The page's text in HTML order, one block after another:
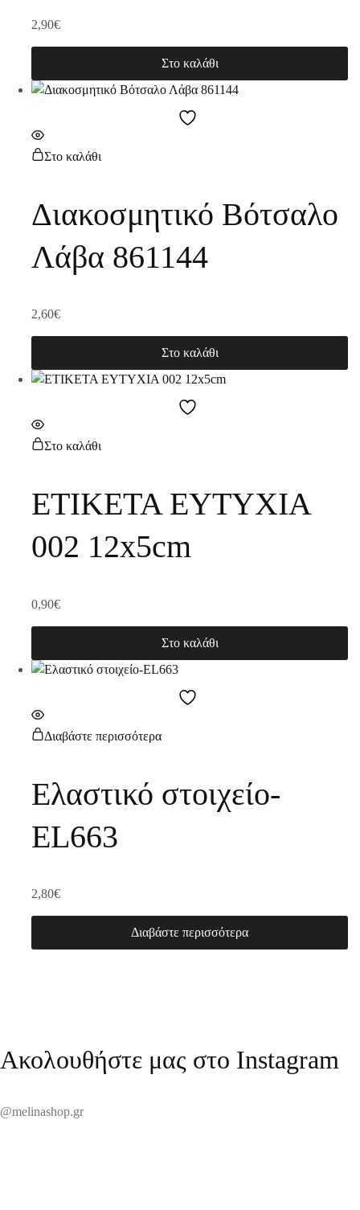
2,90€
Στο καλάθι
Στο καλάθι
Διακοσμητικό Βότσαλο
Λάβα 861144
2,60€
Στο καλάθι
Στο καλάθι
ΕΤΙΚΕΤΑ ΕΥΤΥΧΙΑ
002 12x5cm
0,90€
Στο καλάθι
Διαβάστε περισσότερα
Ελαστικό στοιχείο-
EL663
2,80€
Διαβάστε περισσότερα
Ακολουθήστε μας στο Instagram
@melinashop.gr